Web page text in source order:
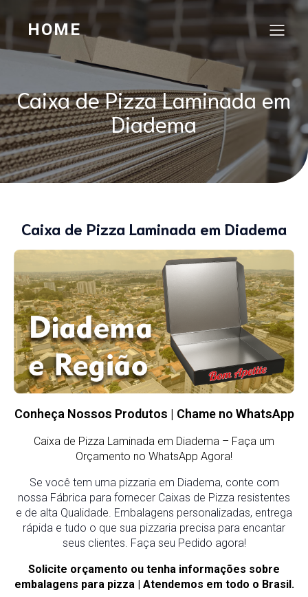
HOME
Caixa de Pizza Laminada em
Diadema
Caixa de Pizza Laminada em Diadema
Conheça Nossos Produtos | Chame no WhatsApp
Caixa de Pizza Laminada em Diadema – Faça um
Orçamento no WhatsApp Agora!
Se você tem uma pizzaria em Diadema, conte com
nossa Fábrica para fornecer Caixas de Pizza resistentes
e de alta Qualidade. Embalagens personalizadas, entrega
rápida e tudo o que sua pizzaria precisa para encantar
seus clientes. Faça seu Pedido agora!
Solicite orçamento ou tenha informações sobre
embalagens para pizza | Atendemos em todo o Brasil.